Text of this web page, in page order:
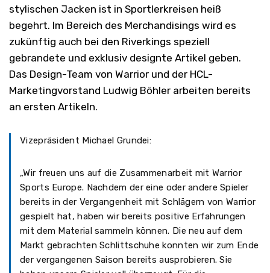
stylischen Jacken ist in Sportlerkreisen heiß
begehrt. Im Bereich des Merchandisings wird es
zukünftig auch bei den Riverkings speziell
gebrandete und exklusiv designte Artikel geben.
Das Design-Team von Warrior und der HCL-
Marketingvorstand Ludwig Böhler arbeiten bereits
an ersten Artikeln.
Vizepräsident Michael Grundei:
„Wir freuen uns auf die Zusammenarbeit mit Warrior
Sports Europe. Nachdem der eine oder andere Spieler
bereits in der Vergangenheit mit Schlägern von Warrior
gespielt hat, haben wir bereits positive Erfahrungen
mit dem Material sammeln können. Die neu auf dem
Markt gebrachten Schlittschuhe konnten wir zum Ende
der vergangenen Saison bereits ausprobieren. Sie